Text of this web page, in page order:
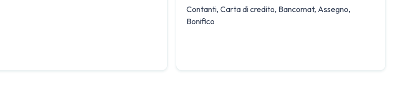
Contanti, Carta di credito, Bancomat, Assegno,
Bonifico